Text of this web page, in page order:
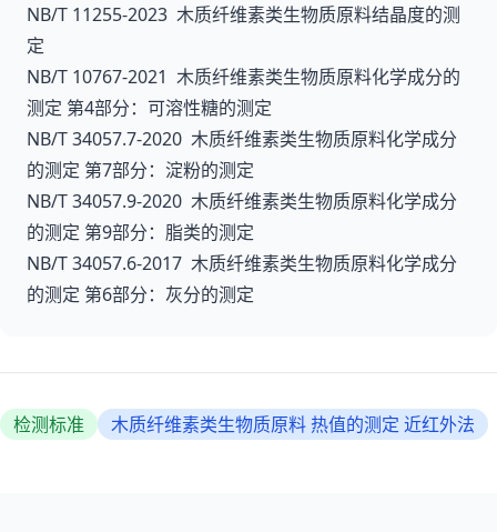
NB/T 11255-2023 木质纤维素类生物质原料结晶度的测
定
NB/T 10767-2021 木质纤维素类生物质原料化学成分的
测定 第4部分：可溶性糖的测定
NB/T 34057.7-2020 木质纤维素类生物质原料化学成分
的测定 第7部分：淀粉的测定
NB/T 34057.9-2020 木质纤维素类生物质原料化学成分
的测定 第9部分：脂类的测定
NB/T 34057.6-2017 木质纤维素类生物质原料化学成分
的测定 第6部分：灰分的测定
检测标准 木质纤维素类生物质原料 热值的测定 近红外法